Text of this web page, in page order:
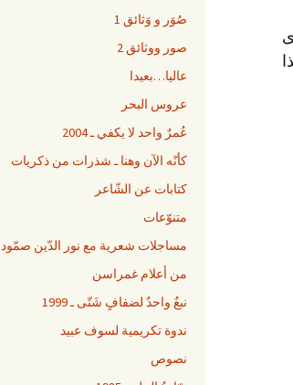
صُوَر و وَثائق 1
صور ووثائق 2
عاليا…بعيدا
عروس البحر
عُمرٌ واحد لا يكفي ـ 2004
كأنّه الآن وهنا ـ شذرات من ذكريات
كتابات عن الشّاعر
متنوّعات
مساجلات شعرية مع نور الدّين صمّود
من أعلام غمراسن
نبعٌ واحدٌ لضفافٍ شَتّى ـ 1999
ندوة تكريمية لسوف عبيد
نصوص